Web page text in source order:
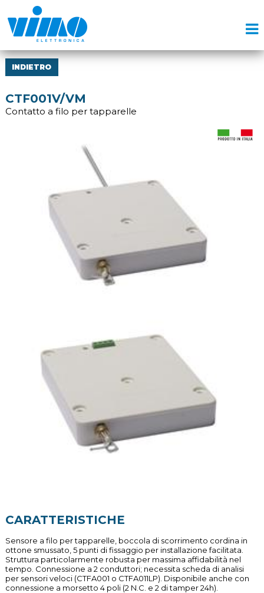
INDIETRO
CTF001V/VM
Contatto a filo per tapparelle
CARATTERISTICHE
Sensore a filo per tapparelle, boccola di scorrimento cordina in
ottone smussato, 5 punti di fissaggio per installazione facilitata.
Struttura particolarmente robusta per massima affidabilità nel
tempo. Connessione a 2 conduttori; necessita scheda di analisi
per sensori veloci (CTFA001 o CTFA011LP). Disponibile anche con
connessione a morsetto 4 poli (2 N.C. e 2 di tamper 24h).